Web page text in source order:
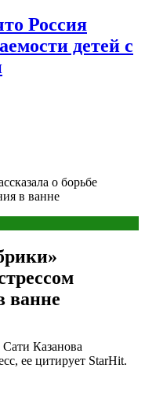
Россия
детей с
о борьбе
в ванне
ванне
Казанова
ее цитирует StarHit.